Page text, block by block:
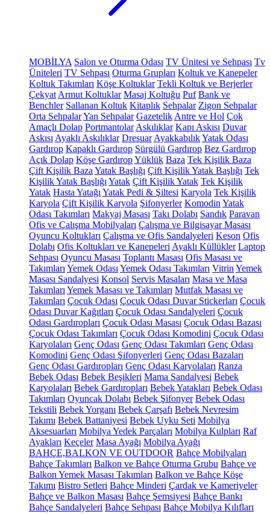
MOBİLYA Salon ve Oturma Odası TV Ünitesi ve Sehpası Tv
Üniteleri TV Sehpası Oturma Grupları Koltuk ve Kanepeler
Koltuk Takımları Köşe Koltuklar Tekli Koltuk ve Berjerler
Çekyat Armut Koltuklar Masaj Koltuğu Puf Bank ve
Benchler Sallanan Koltuk Kitaplık Sehpalar Zigon Sehpalar
Orta SehpalarYan Sehpalar Gazetelik Antre ve Hol Çok
Amaçlı Dolap Portmantolar Askılıklar Kapı Askısı Duvar
Askısı Ayaklı Askılıklar Dresuar AyakkabılıkYatak Odası
Gardırop Kapaklı Gardırop Sürgülü Gardırop Bez Gardırop
Açık Dolap Köşe GardıropYüklük Baza Tek Kişilik Baza
Çift Kişilik Baza Yatak Başlığı Çift Kişilik Yatak Başlığı Tek
Kişilik Yatak Başlığı Yatak Çift Kişilik Yatak Tek Kişilik
Yatak Hasta Yatağı Yatak Pedi & Şiltesi Karyola Tek Kişilik
Karyola Çift Kişilik Karyola Şifonyerler Komodin Yatak
Odası Takımları Makyaj Masası Takı Dolabı Sandık Paravan
Ofis ve Çalışma Mobilyaları Çalışma ve Bilgisayar Masası
Oyuncu Koltukları Çalışma ve Ofis Sandalyeleri Keson Ofis
Dolabı Ofis Koltukları ve Kanepeleri Ayaklı Küllükler Laptop
Sehpası Oyuncu Masası Toplantı Masası Ofis Masası ve
Takımları Yemek Odası Yemek Odası Takımları Vitrin Yemek
Masası Sandalyesi Konsol Servis Masaları Masa ve Masa
Takımları Yemek Masası ve Takımları Mutfak Masası ve
Takımları Çocuk Odası Çocuk Odası Duvar Stickerları Çocuk
Odası Duvar Kağıtları Çocuk Odası Sandalyeleri Çocuk
Odası Gardıropları Çocuk Odası Masası Çocuk Odası Bazası
Çocuk Odası Takımları Çocuk Odası Komodini Çocuk Odası
Karyolaları Genç Odası Genç Odası Takımları Genç Odası
Komodini Genç Odası Şifonyerleri Genç Odası Bazaları
Genç Odası Gardıropları Genç Odası Karyolaları Ranza
Bebek Odası Bebek Beşikleri Mama Sandalyesi Bebek
Karyolaları Bebek Gardıropları Bebek Yatakları Bebek Odası
Takımları Oyuncak Dolabı Bebek Şifonyer Bebek Odası
Tekstili Bebek Yorganı Bebek Çarşafı Bebek Nevresim
Takımı Bebek Battaniyesi Bebek Uyku Seti Mobilya
Aksesuarları Mobilya Yedek Parçaları Mobilya Kulpları Raf
Ayakları Keçeler Masa Ayağı Mobilya Ayağı
BAHÇE,BALKON VE OUTDOOR Bahçe Mobilyaları
Bahçe Takımları Balkon ve Bahçe Oturma Grubu Bahçe ve
Balkon Yemek Masası Takımları Balkon ve Bahçe Köşe
Takımı Bistro Setleri Bahçe Minderi Çardak ve Kameriyeler
Bahçe ve Balkon Masası Bahçe Şemsiyesi Bahçe Bankı
Bahçe Sandalyeleri Bahçe Sehpası Bahçe Mobilya Kılıfları